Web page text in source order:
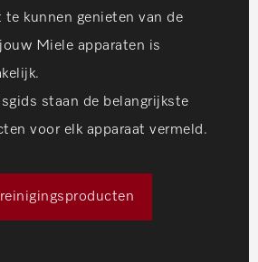
kunnen genieten van de
Miele apparaten is
staan de belangrijkste
voor elk apparaat vermeld.